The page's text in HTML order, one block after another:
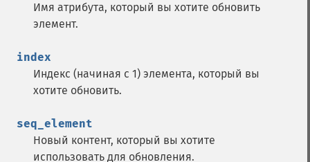
Имя атрибута, который вы хотите обновить
элемент.
index
Индекс (начиная с 1) элемента, который вы
хотите обновить.
seq_element
Новый контент, который вы хотите
использовать для обновления.